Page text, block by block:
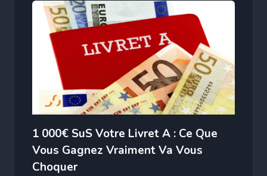
1 000€ SuS Votre Livret A : Ce Que
Vous Gagnez Vraiment Va Vous
Choquer